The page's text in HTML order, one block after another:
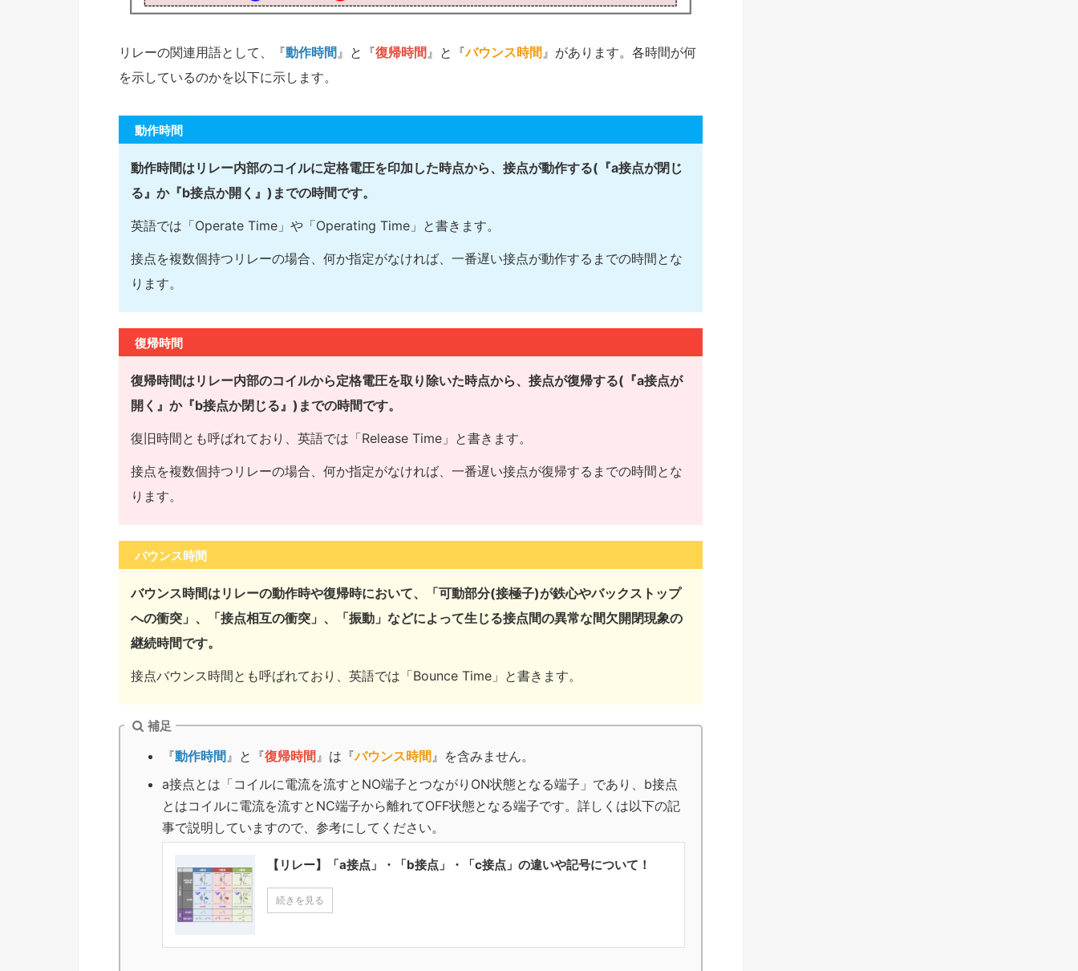
リレーの関連用語として、『動作時間 』と『復帰時間 』と『バウンス時間 』があります。各時間が何
を示しているのかを以下に示します。
動作時間
動作時間はリレー内部のコイルに定格電圧を印加した時点から、接点が動作する(『a接点が閉じ
る』か『b接点か開く』)までの時間です。
英語では「Operate Time」や「Operating Time」と書きます。
接点を複数個持つリレーの場合、何か指定がなければ、一番遅い接点が動作するまでの時間とな
ります。
復帰時間
復帰時間はリレー内部のコイルから定格電圧を取り除いた時点から、接点が復帰する(『a接点が
開く』か『b接点か閉じる』)までの時間です。
復旧時間とも呼ばれており、英語では「Release Time」と書きます。
接点を複数個持つリレーの場合、何か指定がなければ、一番遅い接点が復帰するまでの時間とな
ります。
バウンス時間
バウンス時間はリレーの動作時や復帰時において、「可動部分(接極子)が鉄心やバックストップ
への衝突」、「接点相互の衝突」、「振動」などによって生じる接点間の異常な間欠開閉現象の
継続時間です。
接点バウンス時間とも呼ばれており、英語では「Bounce Time」と書きます。
補足
『動作時間 』と『復帰時間 』は『バウンス時間 』を含みません。
a接点とは「コイルに電流を流すとNO端子とつながりON状態となる端子」であり、b接点
とはコイルに電流を流すとNC端子から離れてOFF状態となる端子です。詳しくは以下の記
事で説明していますので、参考にしてください。
【リレー】「a接点」・「b接点」・「c接点」の違いや記号について！
続きを見る